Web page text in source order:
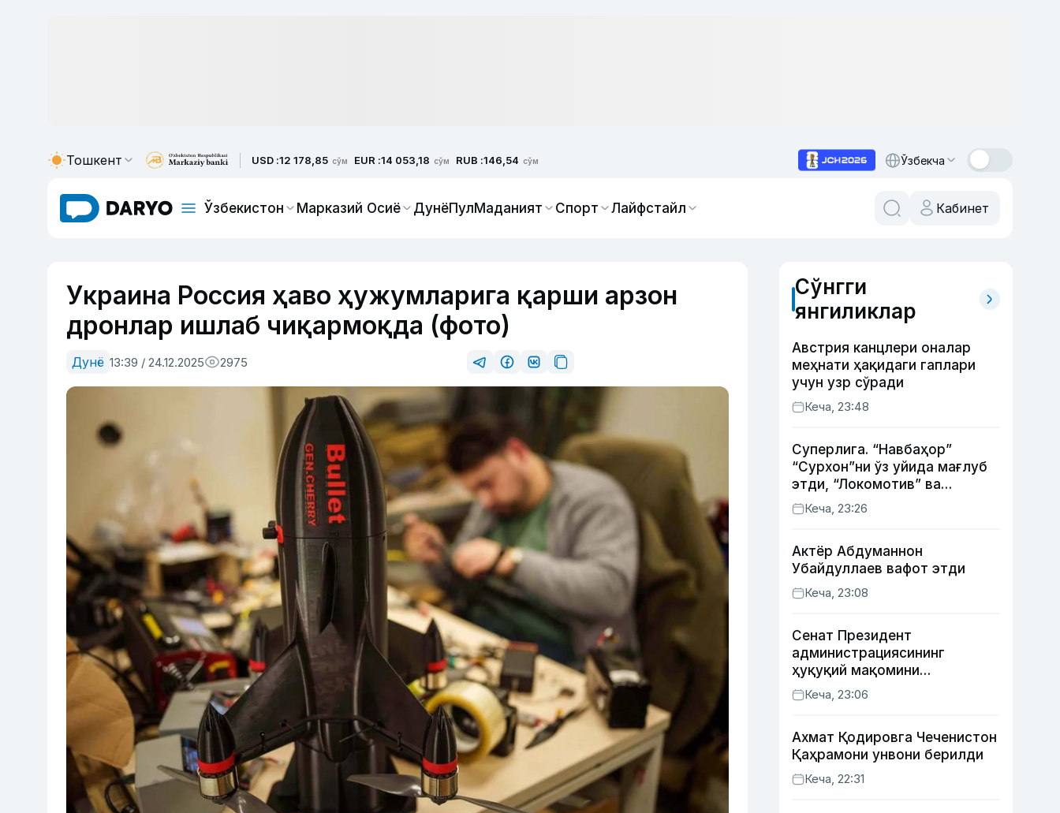
Тошкент USD :12 178,85 сўм EUR :14 053,18 сўм RUB :146,54 сўм Ўзбекча
Ўзбекистон Марказий Осиё ДунёПулМаданият Спорт Лайфстайл Кабинет
Украина Россия ҳаво ҳужумларига қарши арзон
дронлар ишлаб чиқармоқда (фото)
Дунё 13:39 / 24.12.2025 2975
Сўнгги
янгиликлар
Австрия канцлери оналар
меҳнати ҳақидаги гаплари
учун узр сўради
Кеча, 23:48
Суперлига. “Навбаҳор”
“Сурхон”ни ўз уйида мағлуб
этди, “Локомотив” ва
“Хоразм” уйда ғалаба
қозонди
Кеча, 23:26
Актёр Абду­маннон
Убайдуллаев вафот этди
Кеча, 23:08
Сенат Президент
администрациясининг
ҳуқуқий мақомини
белгиловчи конституциявий
қонунни маъқуллади
Кеча, 23:06
Ахмат Қодировга Чеченистон
Қаҳрамони унвони берилди
Кеча, 22:31